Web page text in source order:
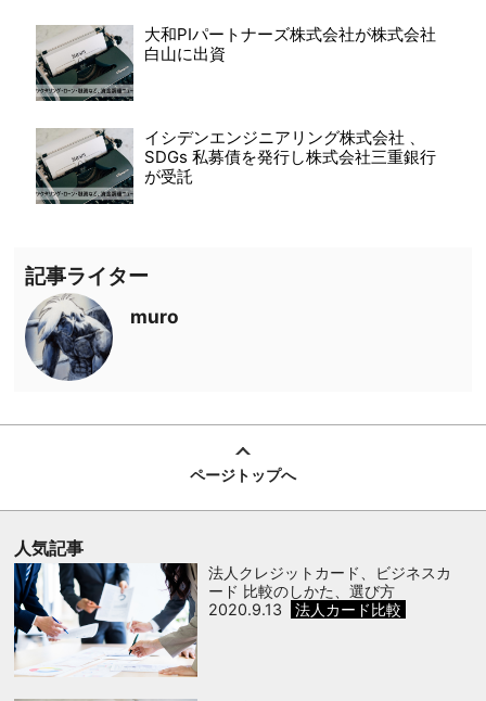
大和PIパートナーズ株式会社が株式会社
白山に出資
イシデンエンジニアリング株式会社 、
SDGs 私募債を発行し株式会社三重銀行
が受託
記事ライター
muro
ページトップへ
人気記事
法人クレジットカード、ビジネスカ
ード 比較のしかた、選び方
2020.9.13
法人カード比較